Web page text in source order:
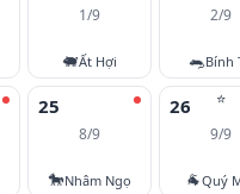
1/9
🐖Ất Hợi
2/9
🐀Bính
25
8/9
🐎Nhâm Ngọ
⭐
26
9/9
🐐Quý